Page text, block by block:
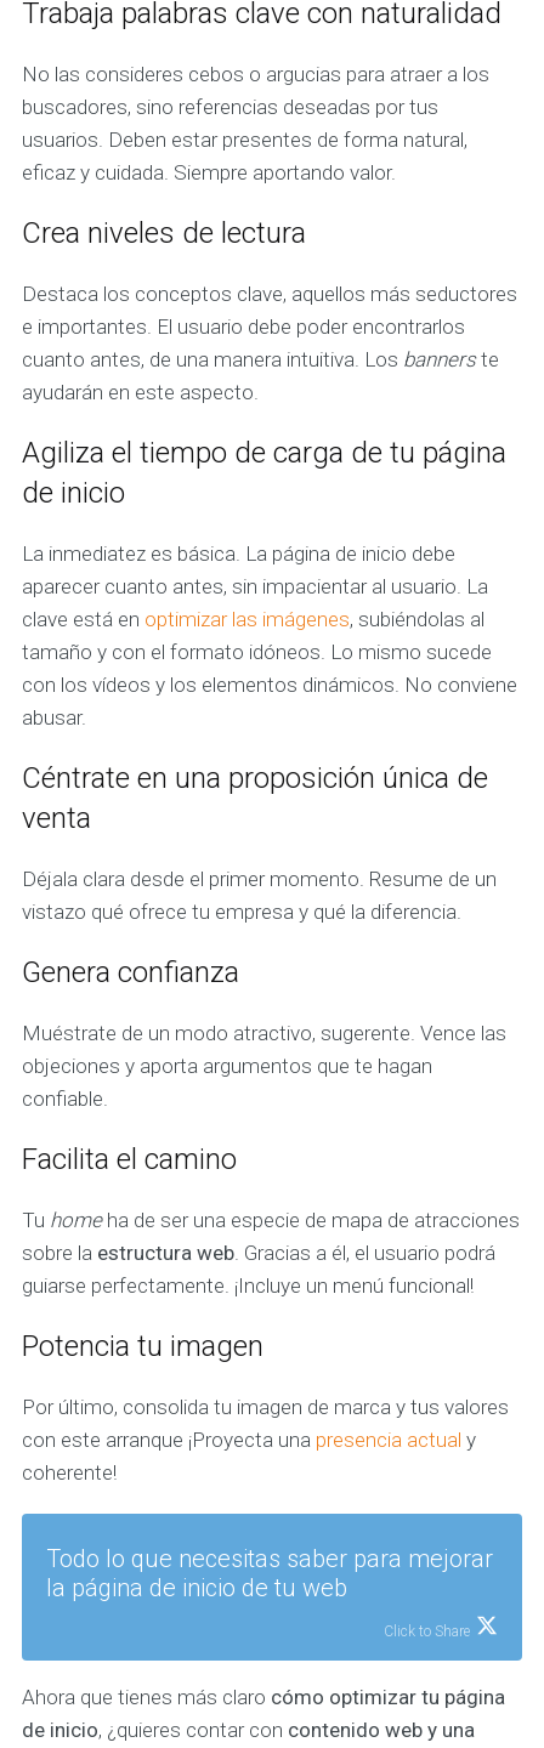
Trabaja palabras clave con naturalidad
No las consideres cebos o argucias para atraer a los
buscadores, sino referencias deseadas por tus
usuarios. Deben estar presentes de forma natural,
eficaz y cuidada. Siempre aportando valor.
Crea niveles de lectura
Destaca los conceptos clave, aquellos más seductores
e importantes. El usuario debe poder encontrarlos
cuanto antes, de una manera intuitiva. Los bannerste
ayudarán en este aspecto.
Agiliza el tiempo de carga de tu página
de inicio
La inmediatez es básica. La página de inicio debe
aparecer cuanto antes, sin impacientar al usuario. La
clave está en optimizar las imágenes, subiéndolas al
tamaño y con el formato idóneos. Lo mismo sucede
con los vídeos y los elementos dinámicos. No conviene
abusar.
Céntrate en una proposición única de
venta
Déjala clara desde el primer momento. Resume de un
vistazo qué ofrece tu empresa y qué la diferencia.
Genera confianza
Muéstrate de un modo atractivo, sugerente. Vence las
objeciones y aporta argumentos que te hagan
confiable.
Facilita el camino
Tu homeha de ser una especie de mapa de atracciones
sobre la estructura web. Gracias a él, el usuario podrá
guiarse perfectamente. ¡Incluye un menú funcional!
Potencia tu imagen
Por último, consolida tu imagen de marca y tus valores
con este arranque ¡Proyecta una presencia actual y
coherente!
Todo lo que necesitas saber para mejorar
la página de inicio de tu web
Click to Share
Ahora que tienes más claro cómo optimizar tu página
de inicio, ¿quieres contar con contenido web y una